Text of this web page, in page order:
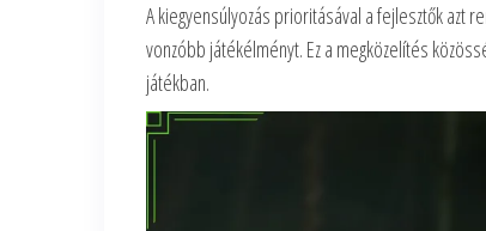
A kiegyensúlyozás prioritásával a fejlesztők azt
vonzóbb játékélményt. Ez a megközelítés
játékban.